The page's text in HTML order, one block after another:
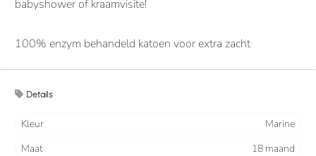
babyshower of kraamvisite!
100% enzym behandeld katoen voor extra zacht
dubbele stiksels.
Details
Kleur
Marine
Maat
18 maand